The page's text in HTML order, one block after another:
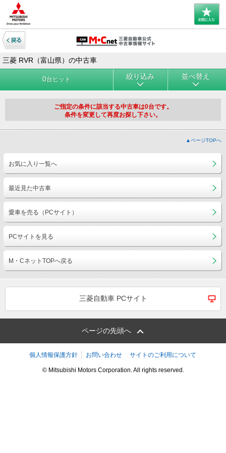
三菱 RVR（富山県）の中古車
0台ヒット 絞り込み 並べ替え
ご指定の条件に該当する中古車は0台です。
条件を変更して再度お探し下さい。
▲ページTOPへ
お気に入り一覧へ
最近見た中古車
愛車を売る（PCサイト）
PCサイトを見る
M・CネットTOPへ戻る
三菱自動車 PCサイト
ページの先頭へ
個人情報保護方針 お問い合わせ サイトのご利用について
© Mitsubishi Motors Corporation. All rights reserved.